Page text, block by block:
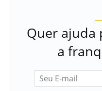
Quer ajuda
a